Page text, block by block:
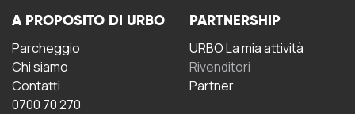
A PROPOSITO DI URBO
Parcheggio
Chi siamo
Contatti
0700 70 270
PARTNERSHIP
URBO La mia attività
Rivenditori
Partner